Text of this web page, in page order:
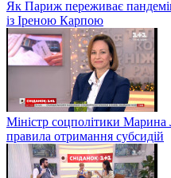
Як Париж переживає
із Іреною Карпою
Міністр соцполітики Марина
правила отримання субсидій